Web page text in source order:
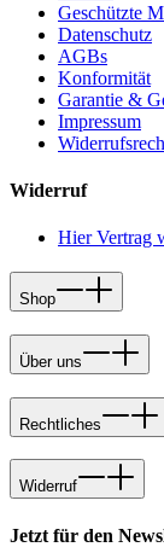
Geschützte
Datenschutz
AGBs
Konformität
Garantie &
Impressum
Widerruf
Hier Vertrag
Shop
Über uns
Rechtliches
Widerruf
Jetzt für den